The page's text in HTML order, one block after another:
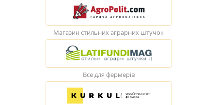
Магазин стильних аграрних штучок
Все для фермерів